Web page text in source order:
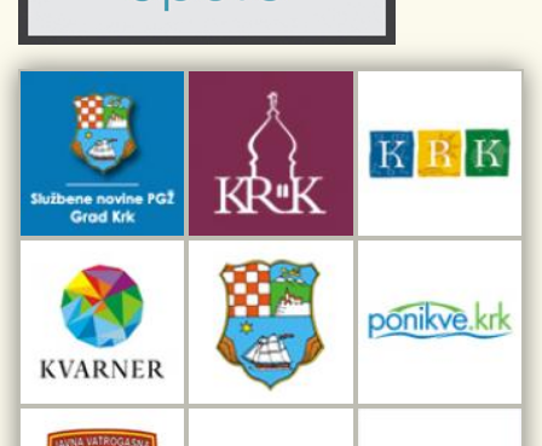
Sport i rekreacija
Kulturno-turistička ruta Putovima Frankopana
Dar iz Krka
Interpretacijski centar pomorske baštine